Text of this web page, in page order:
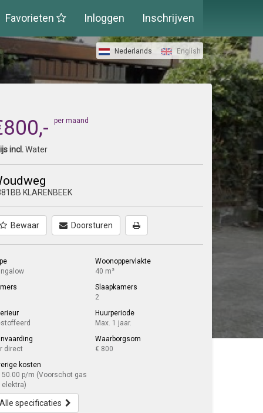
Favorieten Inloggen Inschrijven
Nederlands English
per maand
incl.Water
KLARENBEEK
Bewaar Doorsturen
Woonoppervlakte
40 m²
Slaapkamers
2
Huurperiode
Max. 1 jaar.
direct
Waarborgsom
€ 800
kosten
p/m (Voorschot gas
elektra)
Alle specificaties